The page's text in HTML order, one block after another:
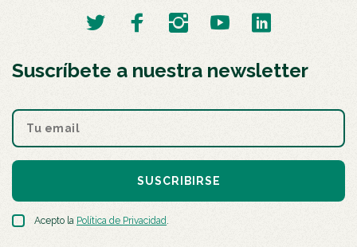
Suscríbete a nuestra newsletter
SUSCRIBIRSE
Acepto la Política de Privacidad.